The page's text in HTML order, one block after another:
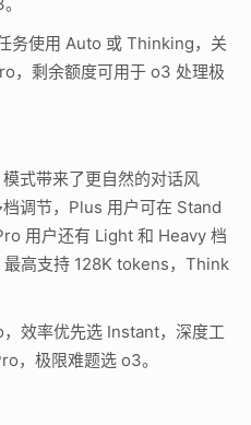
务使用 Auto 或 Thinking，关
，剩余额度可用于 o3 处理极
式带来了更自然的对话风
调节，Plus 用户可在 Stand
用户还有 Light 和 Heavy 档
高支持 128K tokens，Think
效率优先选 Instant，深度工
，极限难题选 o3。